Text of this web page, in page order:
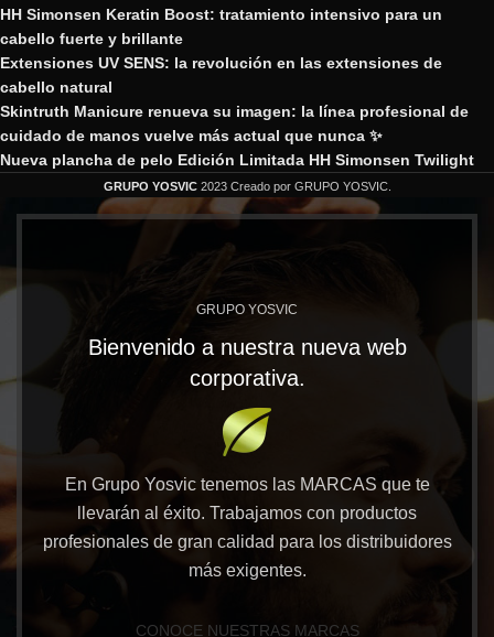
HH Simonsen Keratin Boost: tratamiento intensivo para un
cabello fuerte y brillante
Extensiones UV SENS: la revolución en las extensiones de
cabello natural
Skintruth Manicure renueva su imagen: la línea profesional de
cuidado de manos vuelve más actual que nunca ✨
Nueva plancha de pelo Edición Limitada HH Simonsen Twilight
GRUPO YOSVIC 2023 Creado por GRUPO YOSVIC.
GRUPO YOSVIC
Bienvenido a nuestra nueva web
corporativa.
En Grupo Yosvic tenemos las MARCAS que te
llevarán al éxito. Trabajamos con productos
profesionales de gran calidad para los distribuidores
más exigentes.
CONOCE NUESTRAS MARCAS